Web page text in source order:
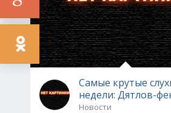
Самые крутые
недели: Дятлов-
Новости